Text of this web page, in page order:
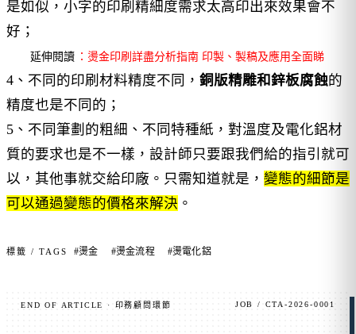
是如似，小字的印刷精細度需求太高印出來效果會不
好；
延伸閱讀 ：燙金印刷詳盡分析指南 印製、製稿及應用全面睇
4、不同的印刷材料精度不同， 銅版精雕和鋅板腐蝕的
精度也是不同的；
5、不同筆劃的粗細、不同特種紙，對溫度及電化鋁材
質的要求也是不一樣，設計師只要跟我們給的指引就可
以，其他事就交給印廠。只需知道就是， 變態的細節是
可以通過變態的價格來解決 。
標籤 / TAGS #燙金 #燙金流程 #燙電化鋁
END OF ARTICLE · 印務顧問環節 JOB / CTA-2026-0001